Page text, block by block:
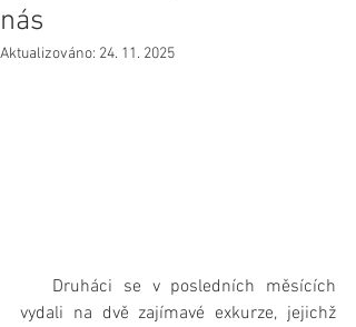
nás
Aktualizováno: 24. 11. 2025
vydali na dvě zajímavé exkurze, jejichž